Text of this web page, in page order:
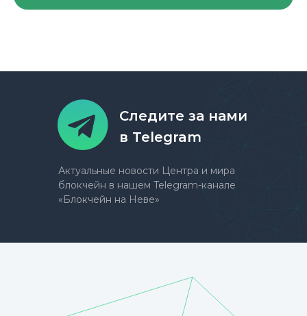
Следите за нами
в Telegram
Актуальные новости Центра и мира
блокчейн в нашем Telegram-канале
«Блокчейн на Неве»